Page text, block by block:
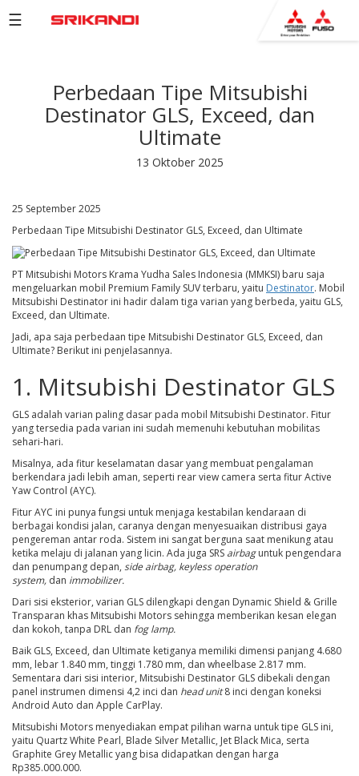
☰
BROCHURE
COMPANY
EVENTS
CAREERS
CONTACT
US
Perbedaan Tipe Mitsubishi
Destinator GLS, Exceed, dan
Ultimate
13 Oktober 2025
25 September 2025
Perbedaan Tipe Mitsubishi Destinator GLS, Exceed, dan Ultimate
PT Mitsubishi Motors Krama Yudha Sales Indonesia (MMKSI) baru saja
mengeluarkan mobil Premium Family SUV terbaru, yaitu Destinator. Mobil
Mitsubishi Destinator ini hadir dalam tiga varian yang berbeda, yaitu GLS,
Exceed, dan Ultimate.
Jadi, apa saja perbedaan tipe Mitsubishi Destinator GLS, Exceed, dan
Ultimate? Berikut ini penjelasannya.
1. Mitsubishi Destinator GLS
GLS adalah varian paling dasar pada mobil Mitsubishi Destinator. Fitur
yang tersedia pada varian ini sudah memenuhi kebutuhan mobilitas
sehari-hari.
Misalnya, ada fitur keselamatan dasar yang membuat pengalaman
berkendara jadi lebih aman, seperti rear view camera serta fitur Active
Yaw Control (AYC).
Fitur AYC ini punya fungsi untuk menjaga kestabilan kendaraan di
berbagai kondisi jalan, caranya dengan menyesuaikan distribusi gaya
pengereman antar roda. Sistem ini sangat berguna saat menikung atau
ketika melaju di jalanan yang licin. Ada juga SRS airbaguntuk pengendara
dan penumpang depan, side airbag, keyless operation
system, dan immobilizer.
Dari sisi eksterior, varian GLS dilengkapi dengan Dynamic Shield & Grille
Transparan khas Mitsubishi Motors sehingga memberikan kesan elegan
dan kokoh, tanpa DRL dan fog lamp.
Baik GLS, Exceed, dan Ultimate ketiganya memiliki dimensi panjang 4.680
mm, lebar 1.840 mm, tinggi 1.780 mm, dan wheelbase 2.817 mm.
Sementara dari sisi interior, Mitsubishi Destinator GLS dibekali dengan
panel instrumen dimensi 4,2 inci dan head unit8 inci dengan koneksi
Android Auto dan Apple CarPlay.
Mitsubishi Motors menyediakan empat pilihan warna untuk tipe GLS ini,
yaitu Quartz White Pearl, Blade Silver Metallic, Jet Black Mica, serta
Graphite Grey Metallic yang bisa didapatkan dengan harga
Rp385.000.000.